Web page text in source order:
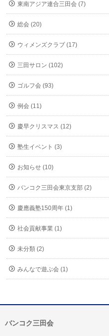
東南アジア連合三田会 (7)
総会 (20)
ウィメンズクラブ (17)
三田サロン (102)
ゴルフ会 (93)
例会 (11)
慶早クリスマス (12)
塾生イベント (3)
お知らせ (10)
バンコク三田会東京支部 (2)
慶應義塾150周年 (1)
社会貢献事業 (1)
未分類 (2)
みんなで遊ぶ会 (1)
バンコク三田会